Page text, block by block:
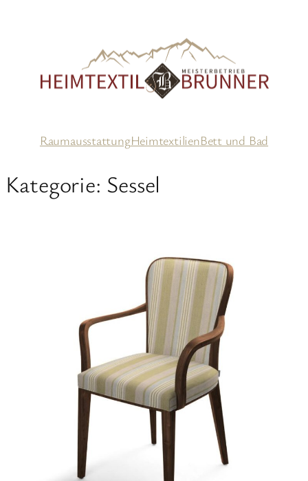
RaumausstattungHeimtextilienBett und Bad
Kategorie: Sessel